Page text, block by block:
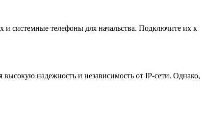
системные телефоны для начальства. Подключите их к
высокую надежность и независимость от IP-сети. Однако,